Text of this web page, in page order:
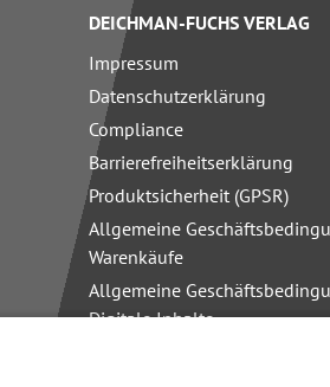
DEICHMAN-FUCHS VERLAG
Impressum
Datenschutzerklärung
Compliance
Barrierefreiheitserklärung
Produktsicherheit (GPSR)
Allgemeine
Warenkäufe
Allgemeine
Digitale Inhalte